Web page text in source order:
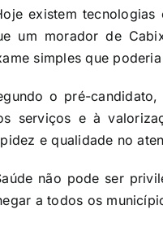
existem
um morador de
simples que
o pré-
serviços e à
e qualidade no
não pode ser
a todos os